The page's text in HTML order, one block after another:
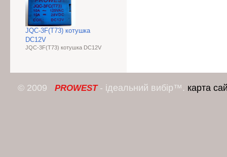
JQC-3F(T73) котушка
DC12V
JQC-3F(T73) котушка DC12V
© 2009 PROWEST- ідеальний вибір™. карта